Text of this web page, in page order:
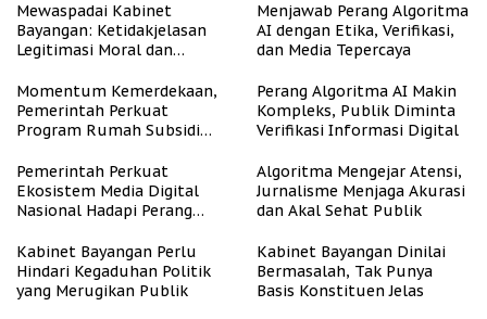
Mewaspadai Kabinet
Bayangan: Ketidakjelasan
Legitimasi Moral dan
Menjawab Perang Algoritma
AI dengan Etika, Verifikasi,
dan Media Tepercaya
Momentum Kemerdekaan,
Pemerintah Perkuat
Program Rumah Subsidi
Berpenghasilan Rendah
Perang Algoritma AI Makin
Kompleks, Publik Diminta
Verifikasi Informasi Digital
Pemerintah Perkuat
Ekosistem Media Digital
Nasional Hadapi Perang
Algoritma Mengejar Atensi,
Jurnalisme Menjaga Akurasi
dan Akal Sehat Publik
Kabinet Bayangan Perlu
Hindari Kegaduhan Politik
yang Merugikan Publik
Kabinet Bayangan Dinilai
Bermasalah, Tak Punya
Basis Konstituen Jelas